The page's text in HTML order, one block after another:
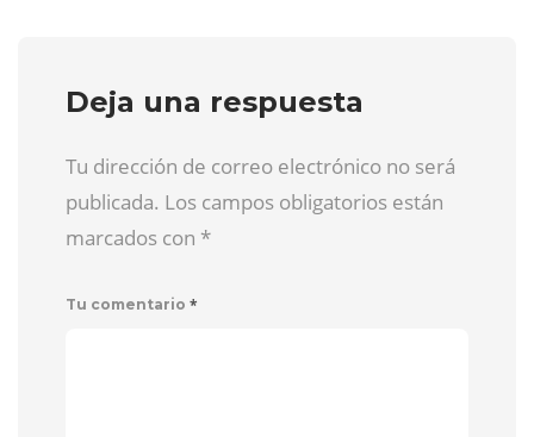
Deja una respuesta
Tu dirección de correo electrónico no será
publicada. Los campos obligatorios están
marcados con *
Tu comentario *